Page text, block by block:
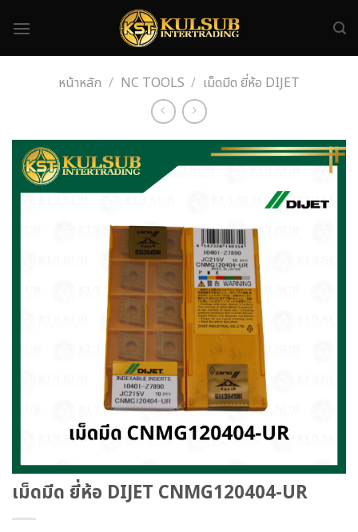
หน้าหลัก / NC TOOLS / เม็ดมีด ยี่ห้อ DIJET
เม็ดมีด ยี่ห้อ DIJET CNMG120404-UR